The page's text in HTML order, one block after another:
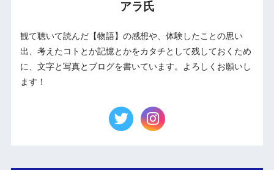
アラ氏
観て聴いて読んだ【物語】の感想や、体験したことの思い
出、考えたコトとか記憶とかをカタチとして残しておくため
に、文字と写真とブログを書いています。よろしくお願いし
ます！